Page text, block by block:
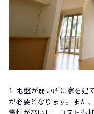
1. 地盤が弱い所に家を建
が必要となります。また
震性が高いし、コストも